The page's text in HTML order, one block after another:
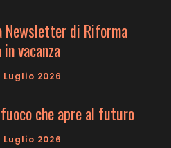
Newsletter di Riforma
in vacanza
Luglio 2026
che apre al futuro
Luglio 2026